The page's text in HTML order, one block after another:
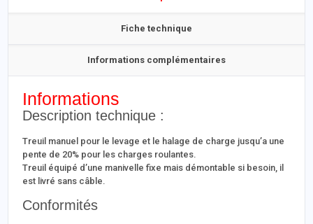
Fiche technique
Informations complémentaires
Informations
Description technique :
Treuil manuel pour le levage et le halage de charge jusqu’a une
pente de 20% pour les charges roulantes.
Treuil équipé d’une manivelle fixe mais démontable si besoin, il
est livré sans câble.
Conformités